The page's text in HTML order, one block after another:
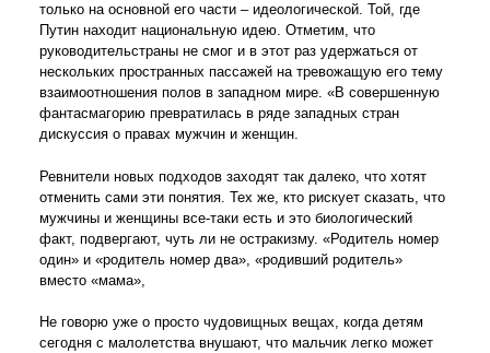
только на основной его части – идеологической. Той, где
Путин находит национальную идею. Отметим, что
руководительстраны не смог и в этот раз удержаться от
нескольких пространных пассажей на тревожащую его тему
взаимоотношения полов в западном мире. «В совершенную
фантасмагорию превратилась в ряде западных стран
дискуссия о правах мужчин и женщин.
Ревнители новых подходов заходят так далеко, что хотят
отменить сами эти понятия. Тех же, кто рискует сказать, что
мужчины и женщины все-таки есть и это биологический
факт, подвергают, чуть ли не остракизму. «Родитель номер
один» и «родитель номер два», «родивший родитель»
вместо «мама»,
Не говорю уже о просто чудовищных вещах, когда детям
сегодня с малолетства внушают, что мальчик легко может